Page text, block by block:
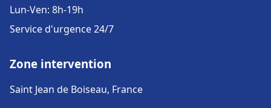
Lun-Ven: 8h-19h
Service d'urgence 24/7
Zone intervention
Saint Jean de Boiseau, France